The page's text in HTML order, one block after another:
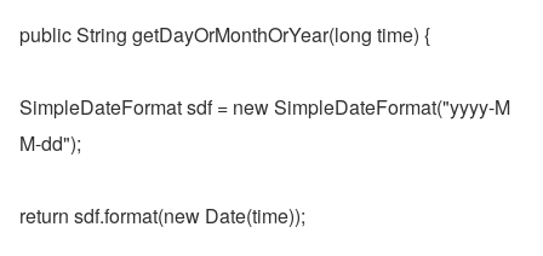
public String getDayOrMonthOrYear(long time) {
SimpleDateFormat sdf = new SimpleDateFormat("yyyy-M
M-dd");
return sdf.format(new Date(time));